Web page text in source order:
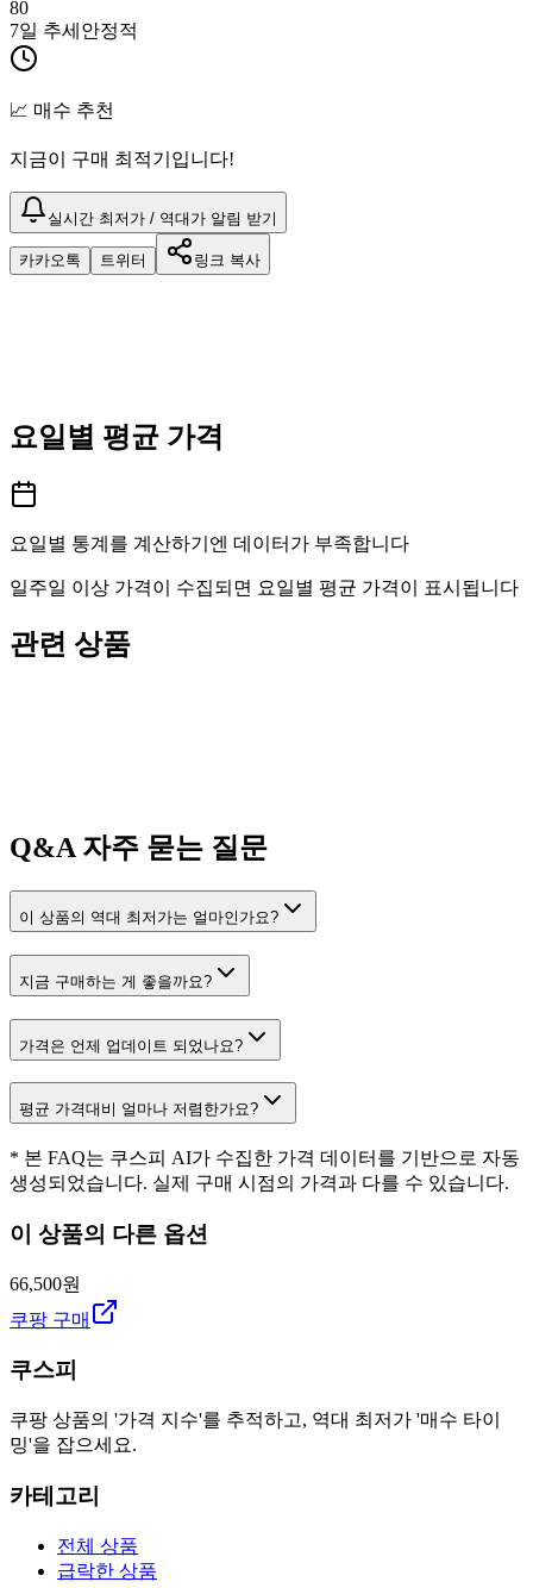
80
7일 추세 안정적
📈 매수 추천
지금이 구매 최적기입니다!
실시간 최저가 / 역대가 알림 받기
카카오톡 트위터 링크 복사
요일별 평균 가격
요일별 통계를 계산하기엔 데이터가 부족합니다
일주일 이상 가격이 수집되면 요일별 평균 가격이 표시됩니다
관련 상품
Q&A자주 묻는 질문
이 상품의 역대 최저가는 얼마인가요?
지금 구매하는 게 좋을까요?
가격은 언제 업데이트 되었나요?
평균 가격대비 얼마나 저렴한가요?
* 본 FAQ는 쿠스피 AI가 수집한 가격 데이터를 기반으로 자동
생성되었습니다. 실제 구매 시점의 가격과 다를 수 있습니다.
이 상품의 다른 옵션
66,500원
쿠팡 구매
쿠스피
쿠팡 상품의 '가격 지수'를 추적하고, 역대 최저가 '매수 타이
밍'을 잡으세요.
카테고리
전체 상품
급락한 상품